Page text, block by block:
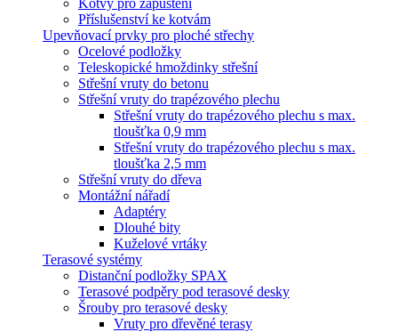
Kotvy pro zapuštění
Příslušenství ke kotvám
Upevňovací prvky pro ploché střechy
Ocelové podložky
Teleskopické hmoždinky střešní
Střešní vruty do betonu
Střešní vruty do trapézového plechu
Střešní vruty do trapézového plechu s max.
tloušťka 0,9 mm
Střešní vruty do trapézového plechu s max.
tloušťka 2,5 mm
Střešní vruty do dřeva
Montážní nářadí
Adaptéry
Dlouhé bity
Kuželové vrtáky
Terasové systémy
Distanční podložky SPAX
Terasové podpěry pod terasové desky
Šrouby pro terasové desky
Vruty pro dřevěné terasy